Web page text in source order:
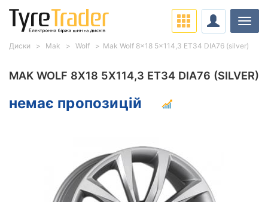
MAK WOLF 8X18 5X114,3 ET34 DIA76 (SILVER)
немає пропозицій
Диски Mak Wolf Mak Wolf 8x18 5x114,3 ET34 DIA76 (silver)